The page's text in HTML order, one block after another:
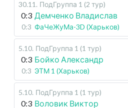
30.11 . ПодГруппа 1 (2 тур)
0:3 Демченко Владислав
0:3 ФаЧеЖуМа-3D (Харьков)
5.10. ПодГруппа 1 (1 тур)
0:3 Бойко Александр
0:3 ЭТМ 1 (Харьков)
5.10. ПодГруппа 1 (1 тур)
0:3 Воловик Виктор